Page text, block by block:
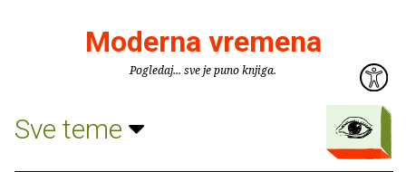
Moderna vremena
Pogledaj... sve je puno knjiga.
Sve teme